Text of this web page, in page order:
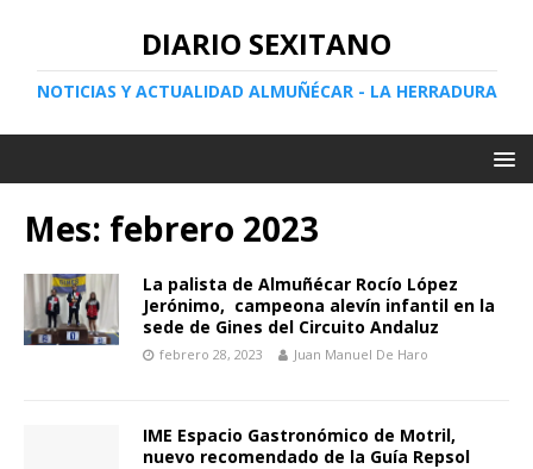
DIARIO SEXITANO
NOTICIAS Y ACTUALIDAD ALMUÑÉCAR - LA HERRADURA
Mes: febrero 2023
La palista de Almuñécar Rocío López
Jerónimo, campeona alevín infantil en la
sede de Gines del Circuito Andaluz
febrero 28, 2023 Juan Manuel De Haro
IME Espacio Gastronómico de Motril,
nuevo recomendado de la Guía Repsol